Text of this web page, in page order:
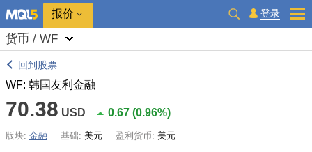
报价 登录
货币 / WF
回到股票
WF: 韩国友利金融
70.38 USD 0.67 (0.96%)
版块: 金融 基础: 美元 盈利货币: 美元